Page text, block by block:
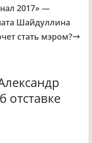
2017» —
Шайдуллина
стать мэром?
отставке